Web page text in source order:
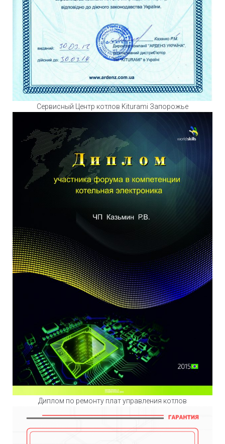
Сервисный Центр котлов Kiturami Запорожье
Диплом по ремонту плат управления котлов